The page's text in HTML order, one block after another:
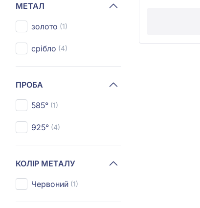
МЕТАЛ
золото (1)
срібло (4)
ПРОБА
585° (1)
925° (4)
КОЛІР МЕТАЛУ
Червоний (1)